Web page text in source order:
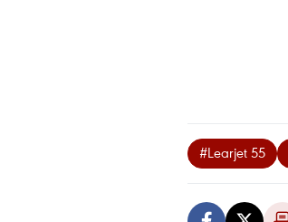
#Learjet 55